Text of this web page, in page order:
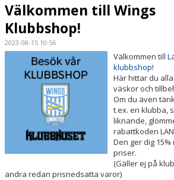
INNEBANDY PLAY
OM KLUBBEN
PARTNERS
SÄSONGSKORT & BILJETTER
KONTAKT
Välkommen till Wings
Klubbshop!
2023-08-15 10:56
Välkommen till
klubbshop!
Här hittar du
väskor och
Om du även
t.ex. en klubba,
liknande,
rabattkoden
Den ger dig
priser.
(Gäller ej på
andra redan prisnedsatta varor)